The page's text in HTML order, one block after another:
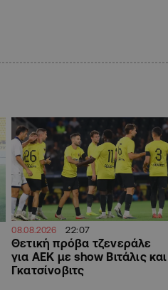
08.08.2026 22:07
Θετική πρόβα τζενεράλε
για ΑΕΚ με show Βιτάλις και
Γκατσίνοβιτς